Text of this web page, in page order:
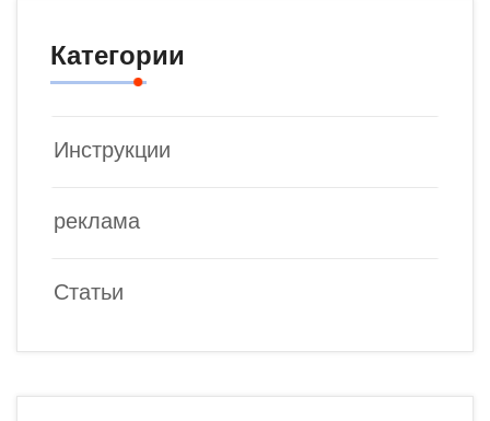
Категории
Инструкции
реклама
Статьи